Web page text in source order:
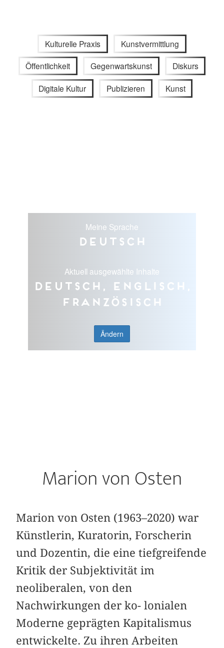
Kulturelle Praxis Kunstvermittlung
Öffentlichkeit Gegenwartskunst Diskurs
Digitale Kultur Publizieren Kunst
Meine Sprache
Deutsch
Aktuell ausgewählte Inhalte
Deutsch, Englisch,
Französisch
Ändern
Marion von Osten
Marion von Osten (1963–2020) war
Künstlerin, Kuratorin, Forscherin
und Dozentin, die eine tiefgreifende
Kritik der Subjektivität im
neoliberalen, von den
Nachwirkungen der ko- lonialen
Moderne geprägten Kapitalismus
entwickelte. Zu ihren Arbeiten